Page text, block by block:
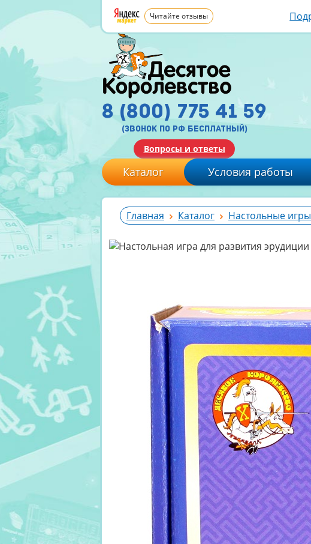
Читайте отзывы
8 (800) 775 41 59
(звонок по рф бесплатный)
Вопросы и ответы
Каталог Условия работы
Главная Каталог Настольные игры